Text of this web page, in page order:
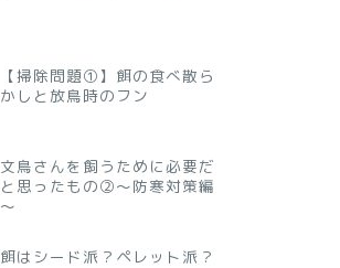
【掃除問題①】餌の食べ散ら
かしと放鳥時のフン
文鳥さんを飼うために必要だ
と思ったもの②～防寒対策編
～
餌はシード派？ペレット派？